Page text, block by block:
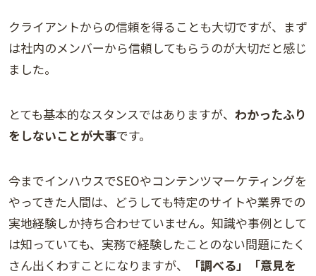
クライアントからの信頼を得ることも大切ですが、まず
は社内のメンバーから信頼してもらうのが大切だと感じ
ました。
とても基本的なスタンスではありますが、 わかったふり
をしないことが大事です。
今までインハウスでSEOやコンテンツマーケティングを
やってきた人間は、どうしても特定のサイトや業界での
実地経験しか持ち合わせていません。知識や事例として
は知っていても、実務で経験したことのない問題にたく
さん出くわすことになりますが、
「調べる」「意見を